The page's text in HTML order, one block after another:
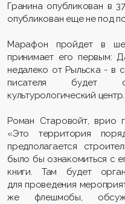
Гранина опубликован в
опубликован еще не под
Марафон пройдет в
принимает его первым:
недалеко от Рыльска - в
писателя будет
культурологический центр.
Роман Старовойт, врио
«Это территория
предполагается
было бы ознакомиться с
книги. Там будет
для проведения
же флешмобы,